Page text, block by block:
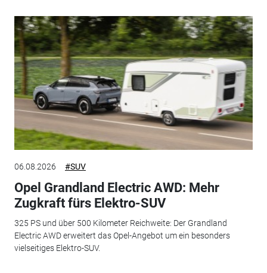
06.08.2026 #SUV
Opel Grandland Electric AWD: Mehr
Zugkraft fürs Elektro-SUV
325 PS und über 500 Kilometer Reichweite: Der Grandland
Electric AWD erweitert das Opel-Angebot um ein besonders
vielseitiges Elektro-SUV.